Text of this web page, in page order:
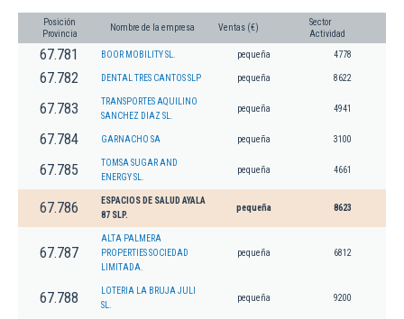
Posición
Provincia
Nombre de la empresa Ventas (€)
Sector
Actividad
67.781 BOOR MOBILITY SL. pequeña 4778
67.782 DENTAL TRES CANTOS SLP pequeña 8622
67.783
TRANSPORTES AQUILINO
SANCHEZ DIAZ SL.
pequeña 4941
67.784 GARNACHO SA pequeña 3100
67.785
TOMSA SUGAR AND
ENERGY SL.
pequeña 4661
67.786
ESPACIOS DE SALUD AYALA
87 SLP.
pequeña 8623
67.787
ALTA PALMERA
PROPERTIES SOCIEDAD
LIMITADA.
pequeña 6812
67.788
LOTERIA LA BRUJA JULI
SL.
pequeña 9200